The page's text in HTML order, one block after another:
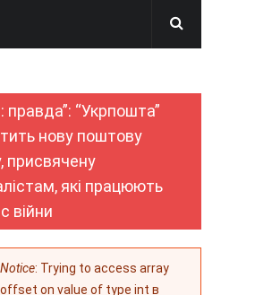
правда”: “Укрпошта”
нову поштову
присвячену
які працюють
війни
Сообщение об
Notice: Trying to access array
offset on value of type int в